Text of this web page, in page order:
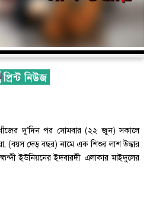
দু’দিন পর সোমবার (২২ জুন) সকালে
(বয়স দেড় বছর) নামে এক শিশুর লাশ উদ্ধার
ইউনিয়নের ইদবারদী এলাকার মাইদুলের